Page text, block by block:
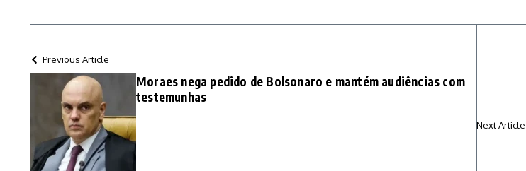
Previous Article
Moraes nega pedido de Bolsonaro e mantém audiências com
testemunhas
Next Article